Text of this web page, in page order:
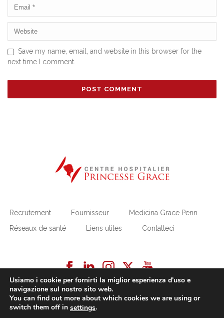
Save my name, email, and website in this browser for the
next time I comment.
Recrutement Fournisseur
Medicina Grace Penn
Réseaux de santé
Liens utiles Contatteci
Usiamo i cookie per fornirti la miglior esperienza d'uso e
navigazione sul nostro sito web.
You can find out more about which cookies we are using or
switch them off in settings.